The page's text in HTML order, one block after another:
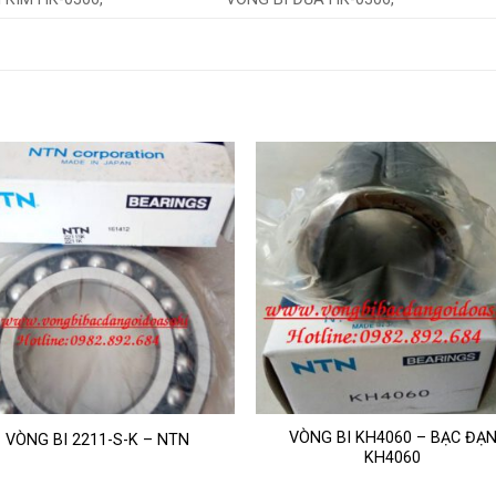
VÒNG BI 2211-S-K – NTN
VÒNG BI KH4060 – BẠC ĐẠN
KH4060